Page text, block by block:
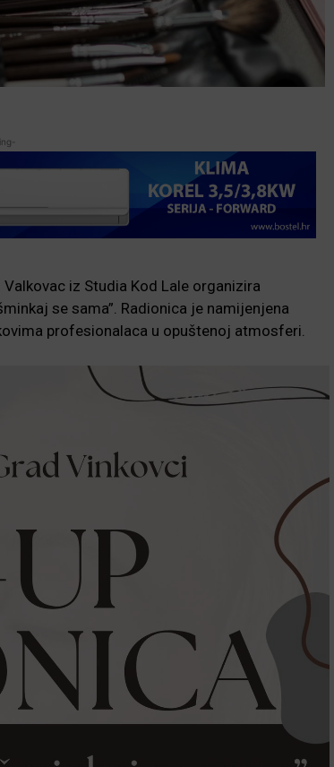
iz Studia Kod Lale organizira
se sama”. Radionica je namijenjena
profesionalaca u opuštenoj atmosferi.